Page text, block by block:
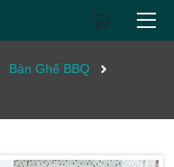
Bàn Ghế BBQ